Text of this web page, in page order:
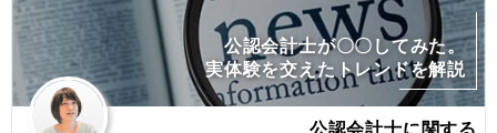
公認会計士が〇〇してみた。
実体験を交えたトレンドを解説
公認会計士に関する